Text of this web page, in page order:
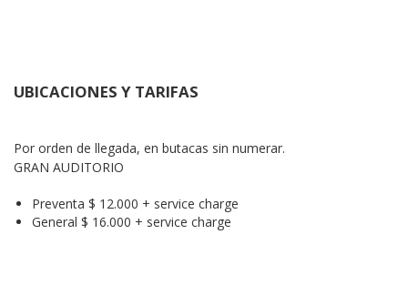
UBICACIONES Y TARIFAS
Por orden de llegada, en butacas sin numerar.
GRAN AUDITORIO
Preventa $ 12.000 + service charge
General $ 16.000 + service charge